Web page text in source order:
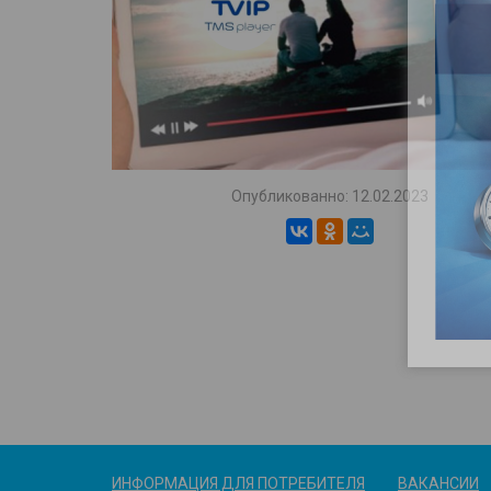
Опубликованно: 12.02.2023
ИНФОРМАЦИЯ ДЛЯ ПОТРЕБИТЕЛЯ ВАКАНСИИ